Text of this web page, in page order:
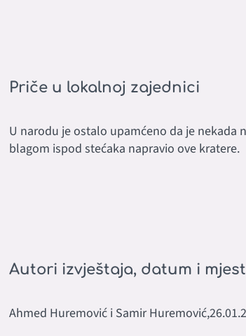
Priče u lokalnoj zajednici
U narodu je ostalo upamćeno da je nekada
blagom ispod stećaka napravio ove kratere.
Autori izvještaja, datum i
Ahmed Huremović i Samir